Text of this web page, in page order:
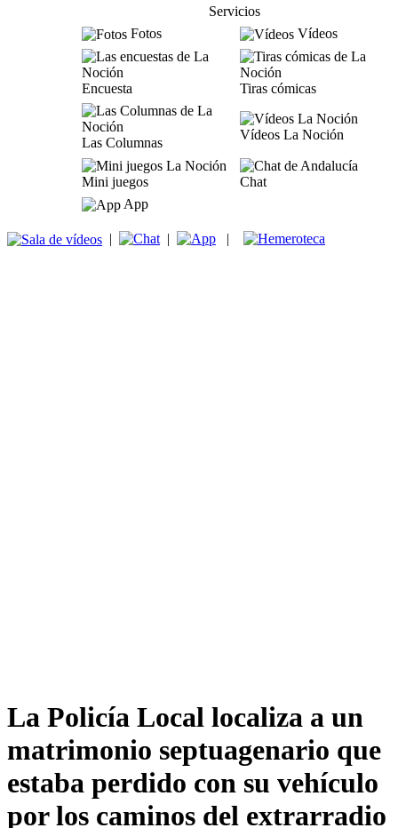
Servicios
Fotos
Vídeos
Encuesta Tiras cómicas
Las Columnas
Vídeos La Noción
Mini juegos
Chat
App
| | |
La Policía Local localiza a un
matrimonio septuagenario que
estaba perdido con su vehículo
por los caminos del extrarradio